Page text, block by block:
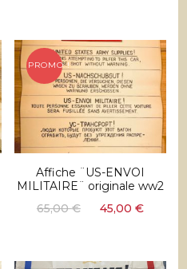
€.
€.
PROMO !
Affiche ¨US-ENVOI
MILITAIRE¨ originale ww2
65,00€
Le
45,00 €